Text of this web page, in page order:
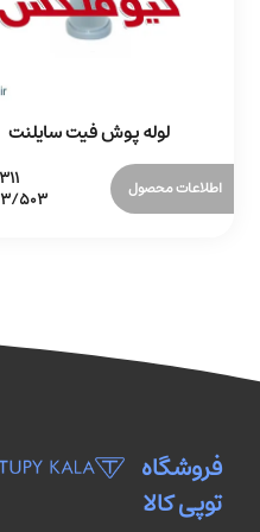
لوله پوش فیت سایلنت
اطلاعات محصول
فروشگاه
توپی کالا